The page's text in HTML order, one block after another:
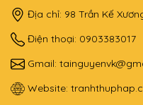
Địa chỉ: 98 Trần Kế
Điện thoại: 0903383017
Gmail:
Website: